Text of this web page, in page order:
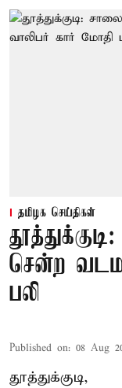
தமிழக செய்திகள்
சென்ற
பலி
Published on: 08 Aug
தூத்துக்குடி,